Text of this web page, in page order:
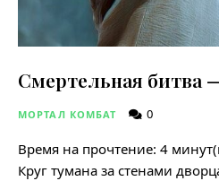
Смертельная битва
МОРТАЛ КОМБАТ 0
Время на прочтение: 4
Круг тумана за стенами